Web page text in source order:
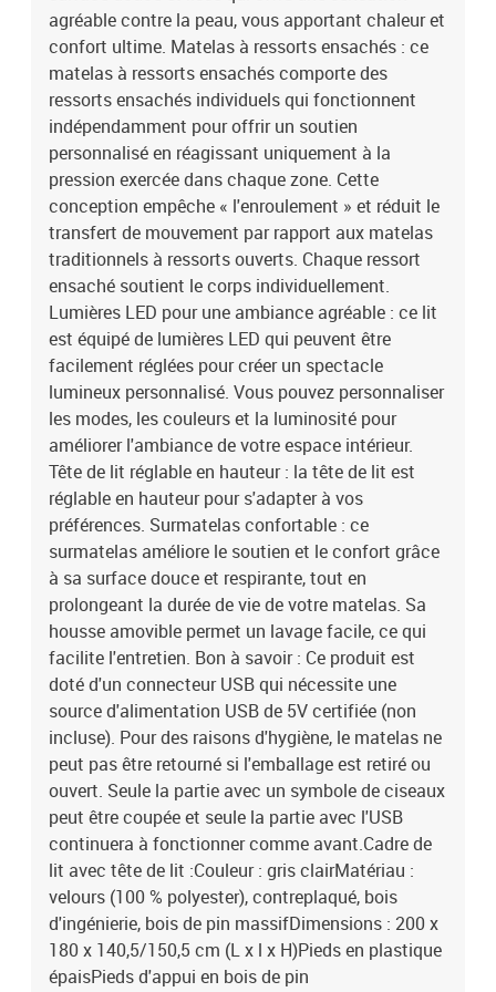
moyenneDimensions : 180 x 200 x 20 cm (l x L x H)Surmatelas
:Couleur : blancMatériau : tissu (100 % polyester)Matériau de
remplissage : mousseDimensions : 180 x 200 x 5 cm (l x L x
H)Housse amovible et lavableBande LED :Longueur : 55
cmTension : c.c. 5 VLongueur du câble USB : 150 cmLongueur du
câble d'alimentation : 30 cmIndice IP : IP65Avec symbole de coupe
à ciseauxLa livraison contient :1 x cadre de lit1 x tête de lit1 x
matelas1 x surmatelas2 x bande à LED
agréable contre la peau, vous apportant chaleur et
confort ultime. Matelas à ressorts ensachés : ce
matelas à ressorts ensachés comporte des
ressorts ensachés individuels qui fonctionnent
indépendamment pour offrir un soutien
personnalisé en réagissant uniquement à la
pression exercée dans chaque zone. Cette
conception empêche « l'enroulement » et réduit le
transfert de mouvement par rapport aux matelas
traditionnels à ressorts ouverts. Chaque ressort
ensaché soutient le corps individuellement.
Lumières LED pour une ambiance agréable : ce lit
est équipé de lumières LED qui peuvent être
facilement réglées pour créer un spectacle
lumineux personnalisé. Vous pouvez personnaliser
les modes, les couleurs et la luminosité pour
améliorer l'ambiance de votre espace intérieur.
Tête de lit réglable en hauteur : la tête de lit est
réglable en hauteur pour s'adapter à vos
préférences. Surmatelas confortable : ce
surmatelas améliore le soutien et le confort grâce
à sa surface douce et respirante, tout en
prolongeant la durée de vie de votre matelas. Sa
housse amovible permet un lavage facile, ce qui
facilite l'entretien. Bon à savoir : Ce produit est
doté d'un connecteur USB qui nécessite une
source d'alimentation USB de 5V certifiée (non
incluse). Pour des raisons d'hygiène, le matelas ne
peut pas être retourné si l'emballage est retiré ou
ouvert. Seule la partie avec un symbole de ciseaux
peut être coupée et seule la partie avec l'USB
continuera à fonctionner comme avant.Cadre de
lit avec tête de lit :Couleur : gris clairMatériau :
velours (100 % polyester), contreplaqué, bois
d'ingénierie, bois de pin massifDimensions : 200 x
180 x 140,5/150,5 cm (L x l x H)Pieds en plastique
épaisPieds d'appui en bois de pin